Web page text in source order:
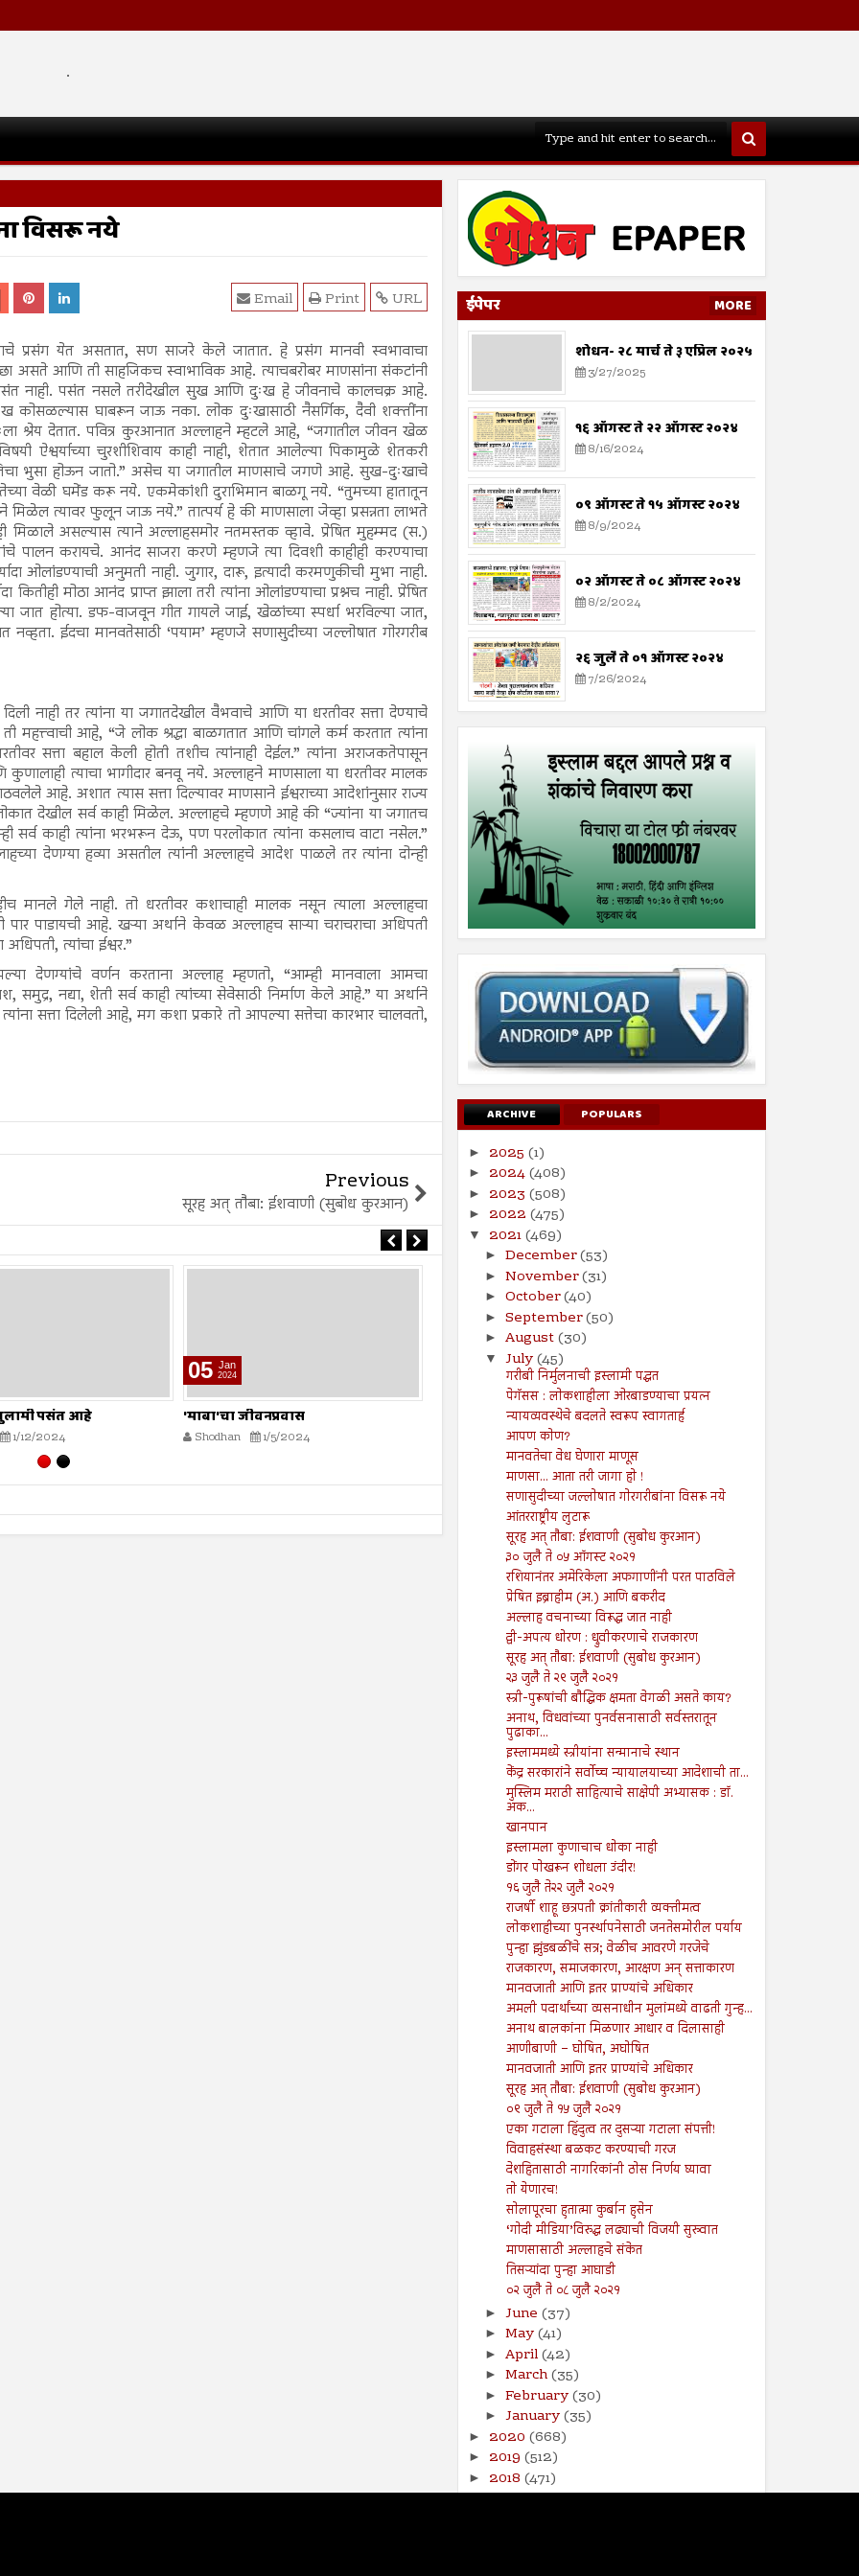
.
विसरू नये
URL
Print
Email
प्रसंग येत असतात, सण साजरे केले जातात. हे प्रसंग मानवी स्वभावाचा
असते आणि ती साहजिकच स्वाभाविक आहे. त्याचबरोबर माणसांना संकटांनी
नाही. पसंत नसले तरीदेखील सुख आणि दुःख हे जीवनाचे कालचक्र आहे.
घाबरून जाऊ नका. लोक दुःखासाठी नैसर्गिक, दैवी शक्तींना
श्रेय देतात. पवित्र कुरआनात अल्लाहने म्हटले आहे, “जगातील जीवन खेळ
ऐश्वर्याच्या चुरशीशिवाय काही नाही, शेतात आलेल्या पिकामुळे शेतकरी
भुसा होऊन जातो.” असेच या जगातील माणसाचे जगणे आहे. सुख-दुःखाचे
वेळी घमेंड करू नये. एकमेकांशी दुराभिमान बाळगू नये. “तुमच्या हातातून
त्यावर फुलून जाऊ नये.” तात्पर्य हे की माणसाला जेव्हा प्रसन्नता लाभते
मिळाले असल्यास त्याने अल्लाहसमोर नतमस्तक व्हावे. प्रेषित मुहम्मद (स.)
पालन करायचे. आनंद साजरा करणे म्हणजे त्या दिवशी काहीही करण्याचा
ओलांडण्याची अनुमती नाही. जुगार, दारू, इत्यादी करमणुकीची मुभा नाही.
कितीही मोठा आनंद प्राप्त झाला तरी त्यांना ओलांडण्याचा प्रश्नच नाही. प्रेषित
जात होत्या. डफ-वाजवून गीत गायले जाई, खेळांच्या स्पर्धा भरविल्या जात,
ईदचा मानवतेसाठी ‘पयाम’ म्हणजे सणासुदीच्या जल्लोषात गोरगरीब
नाही तर त्यांना या जगातदेखील वैभवाचे आणि या धरतीवर सत्ता देण्याचे
आहे, “जे लोक श्रद्धा बाळगतात आणि चांगले कर्म करतात त्यांना
सत्ता बहाल केली होती तशीच त्यांनाही देईल.” त्यांना अराजकतेपासून
त्याचा भागीदार बनवू नये. अल्लाहने माणसाला या धरतीवर मालक
आहे. अशात त्यास सत्ता दिल्यावर माणसाने ईश्वराच्या आदेशांनुसार राज्य
देखील सर्व काही मिळेल. अल्लाहचे म्हणणे आहे की “ज्यांना या जगातच
सर्व काही त्यांना भरभरून देऊ, पण परलोकात त्यांना कसलाच वाटा नसेल.”
देणग्या हव्या असतील त्यांनी अल्लाहचे आदेश पाळले तर त्यांना दोन्ही
मानले गेले नाही. तो धरतीवर कशाचाही मालक नसून त्याला अल्लाहचा
पार पाडायची आहे. खऱ्या अर्थाने केवळ अल्लाहच साऱ्या चराचराचा अधिपती
त्यांचा ईश्वर.”
देणग्यांचे वर्णन करताना अल्लाह म्हणतो, “आम्ही मानवाला आमचा
नद्या, शेती सर्व काही त्यांच्या सेवेसाठी निर्माण केले आहे.” या अर्थाने
सत्ता दिलेली आहे, मग कशा प्रकारे तो आपल्या सत्तेचा कारभार चालवतो,
Previous
सूरह अत् तौबा: ईशवाणी (सुबोध कुरआन)
1/5/2024
29 Dec
2023
मुल्ला नसरुद्दीन
Shodhan 12/29/2023
Dec
खलीफा आणि इमाम अबू हनीफा रह.
12/22/2023
ईपेपर MORE
शोधन- २८ मार्च ते ३ एप्रिल २०२५
3/27/2025
१६ ऑगस्ट ते २२ ऑगस्ट २०२४
8/16/2024
०९ ऑगस्ट ते १५ ऑगस्ट २०२४
8/9/2024
०२ ऑगस्ट ते ०८ ऑगस्ट २०२४
8/2/2024
२६ जुलै ते ०१ ऑगस्ट २०२४
7/26/2024
ARCHIVE POPULARS
► 2025 (1)
► 2024(408)
► 2023 (508)
► 2022 (475)
▼ 2021(469)
► December(53)
► November(31)
► October(40)
► September(50)
► August(30)
▼ July(45)
गरीबी निर्मुलनाची इस्लामी पद्धत
पेगॅसस : लोकशाहीला ओरबाडण्याचा प्रयत्न
न्यायव्यवस्थेचे बदलते स्वरूप स्वागतार्ह
आपण कोण?
मानवतेचा वेध घेणारा माणूस
माणसा... आता तरी जागा हो !
सणासुदीच्या जल्लोषात गोरगरीबांना विसरू नये
आंतरराष्ट्रीय लुटारू
सूरह अत् तौबा: ईशवाणी (सुबोध कुरआन)
३० जुलै ते ०५ ऑगस्ट २०२१
रशियानंतर अमेरिकेला अफगाणींनी परत पाठविले
प्रेषित इब्राहीम (अ.) आणि बकरीद
अल्लाह वचनाच्या विरूद्ध जात नाही
द्वी-अपत्य धोरण : ध्रुवीकरणाचे राजकारण
सूरह अत् तौबा: ईशवाणी (सुबोध कुरआन)
२३ जुलै ते २९ जुलै २०२१
स्त्री-पुरूषांची बौद्धिक क्षमता वेगळी असते काय?
अनाथ, विधवांच्या पुनर्वसनासाठी सर्वस्तरातून
पुढाका...
इस्लाममध्ये स्त्रीयांना सन्मानाचे स्थान
केंद्र सरकारांने सर्वोच्च न्यायालयाच्या आदेशाची ता...
मुस्लिम मराठी साहित्याचे साक्षेपी अभ्यासक : डॉ.
अक...
खानपान
इस्लामला कुणाचाच धोका नाही
डोंगर पोखरून शोधला उंदीर!
१६ जुलै ते२२ जुलै २०२१
राजर्षी शाहू छत्रपती क्रांतीकारी व्यक्तीमत्व
लोकशाहीच्या पुनर्स्थापनेसाठी जनतेसमोरील पर्याय
पुन्हा झुंडबळींचे सत्र; वेळीच आवरणे गरजेचे
राजकारण, समाजकारण, आरक्षण अन् सत्ताकारण
मानवजाती आणि इतर प्राण्यांचे अधिकार
अमली पदार्थांच्या व्यसनाधीन मुलांमध्ये वाढती गुन्ह...
अनाथ बालकांना मिळणार आधार व दिलासाही
आणीबाणी – घोषित, अघोषित
मानवजाती आणि इतर प्राण्यांचे अधिकार
सूरह अत् तौबा: ईशवाणी (सुबोध कुरआन)
०९ जुलै ते १५ जुलै २०२१
एका गटाला हिंदुत्व तर दुसऱ्या गटाला संपत्ती!
विवाहसंस्था बळकट करण्याची गरज
देशहितासाठी नागरिकांनी ठोस निर्णय घ्यावा
तो येणारच!
सोलापूरचा हुतात्मा कुर्बान हुसेन
‘गोदी मीडिया’विरुद्ध लढ्याची विजयी सुरुवात
माणसासाठी अल्लाहचे संकेत
तिसऱ्यांदा पुन्हा आघाडी
०२ जुलै ते ०८ जुलै २०२१
► June (37)
► May(41)
► April(42)
► March(35)
► February(30)
► January(35)
► 2020 (668)
► 2019 (512)
► 2018 (471)
►2017(141)